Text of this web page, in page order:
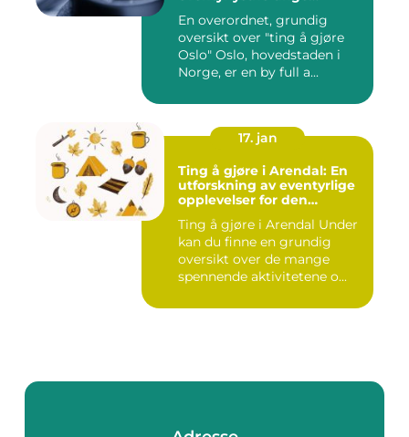
En overordnet, grundig
oversikt over "ting å gjøre
Oslo" Oslo, hovedstaden i
Norge, er en by full a...
17. jan
Ting å gjøre i Arendal: En
utforskning av eventyrlige
opplevelser for den
Ting å gjøre i Arendal Under
kan du finne en grundig
oversikt over de mange
spennende aktivitetene o...